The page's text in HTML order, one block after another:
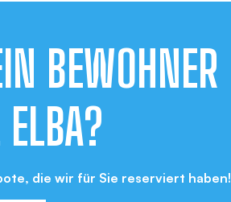
BEWOHNER
die wir für Sie reserviert haben!